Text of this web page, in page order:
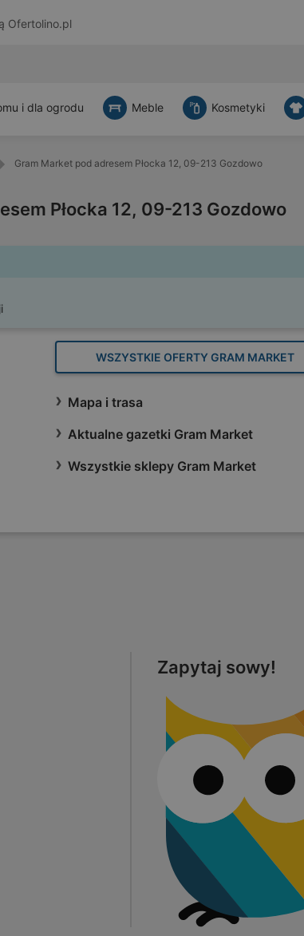
Ofertolino.pl
i dla ogrodu Meble Kosmetyki
Gram Market pod adresem Płocka 12, 09-213 Gozdowo
Płocka 12, 09-213 Gozdowo
WSZYSTKIE OFERTY GRAM MARKET
Mapa i trasa
Aktualne gazetki Gram Market
Wszystkie sklepy Gram Market
Zapytaj sowy!